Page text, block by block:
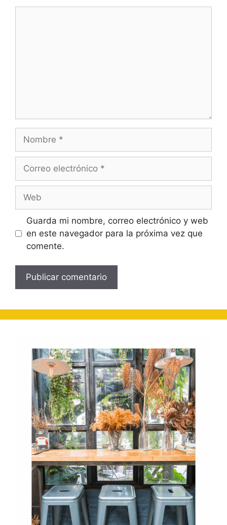
electrónico
Guarda mi nombre, correo electrónico y web
en este navegador para la próxima vez que
comente.